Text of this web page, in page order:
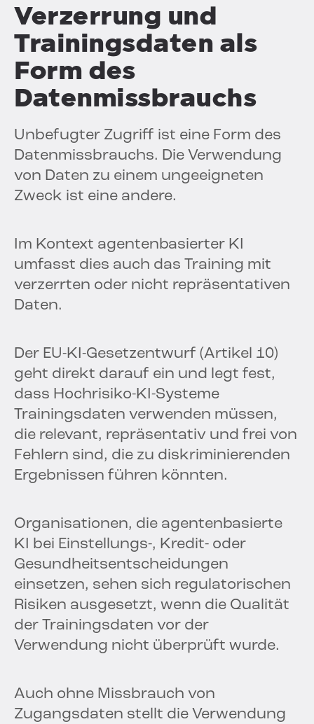
Verzerrung und
Trainingsdaten als
Form des
Datenmissbrauchs
Unbefugter Zugriff ist eine Form des
Datenmissbrauchs. Die Verwendung
von Daten zu einem ungeeigneten
Zweck ist eine andere.
Im Kontext agentenbasierter KI
umfasst dies auch das Training mit
verzerrten oder nicht repräsentativen
Daten.
Der EU-KI-Gesetzentwurf (Artikel 10)
geht direkt darauf ein und legt fest,
dass Hochrisiko-KI-Systeme
Trainingsdaten verwenden müssen,
die relevant, repräsentativ und frei von
Fehlern sind, die zu diskriminierenden
Ergebnissen führen könnten.
Organisationen, die agentenbasierte
KI bei Einstellungs-, Kredit- oder
Gesundheitsentscheidungen
einsetzen, sehen sich regulatorischen
Risiken ausgesetzt, wenn die Qualität
der Trainingsdaten vor der
Verwendung nicht überprüft wurde.
Auch ohne Missbrauch von
Zugangsdaten stellt die Verwendung